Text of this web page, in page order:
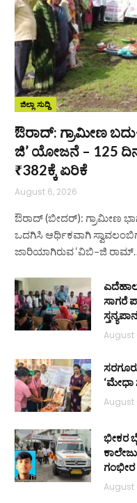
ಜಿಲ್ಲಾ ಸುದ್ದಿ
ಔರಾದ್: ಗ್ರಾಮೀಣ
ಜಿ’ ಯೋಜನೆ – 125
₹382ಕ್ಕೆ ಏರಿಕೆ
August 6, 2026
ಔರಾದ್ (ಬೀದರ್): ಗ್ರಾಮೀಣ
ಒದಗಿಸಿ ಆರ್ಥಿಕವಾಗಿ
ಜಾರಿಯಾಗಿರುವ ‘ವಿಬಿ–ಜಿ
ಸಾಗರೆ
August
‘ಮೇಧಾ
August
ಭೀಕರ
ಗಂಭೀರ
August